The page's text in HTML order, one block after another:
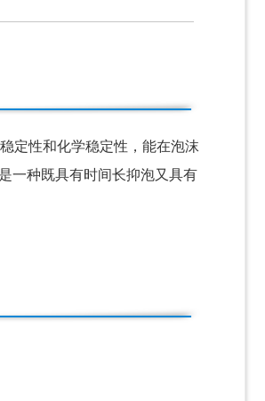
定性和化学稳定性，能在泡沫
一种既具有时间长抑泡又具有